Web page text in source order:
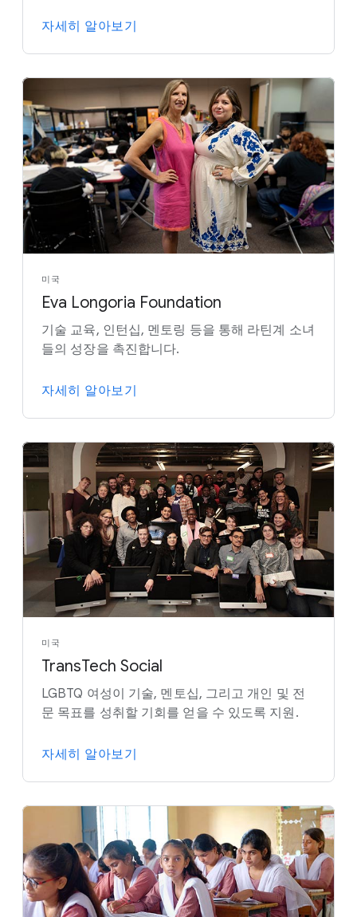
자세히 알아보기
미국
Eva Longoria Foundation
기술 교육, 인턴십, 멘토링 등을 통해 라틴계 소녀
들의 성장을 촉진합니다.
자세히 알아보기
미국
TransTech Social
LGBTQ 여성이 기술, 멘토십, 그리고 개인 및 전
문 목표를 성취할 기회를 얻을 수 있도록 지원.
자세히 알아보기